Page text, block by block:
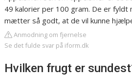
49 kalorier per 100 gram. De er fyldt
mætter så godt, at de vil kunne
Anmodning om fjernelse
Se det fulde svar på iform.dk
Hvilken frugt er